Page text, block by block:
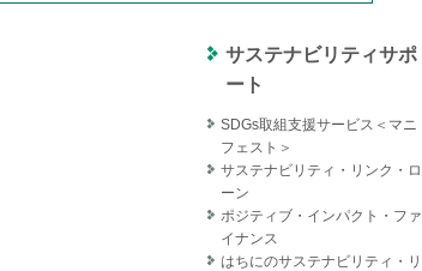
サステナビリティサポ
ート
SDGs取組支援サービス＜マニ
フェスト＞
サステナビリティ・リンク・ロ
ーン
ポジティブ・インパクト・ファ
イナンス
はちにのサステナビリティ・リ